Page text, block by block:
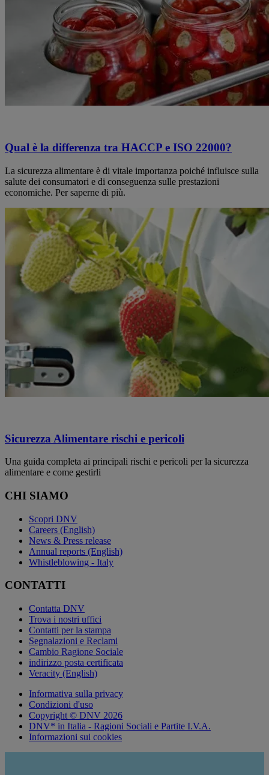
Qual è la differenza tra HACCP e ISO 22000?
La sicurezza alimentare è di vitale importanza poiché influisce sulla
salute dei consumatori e di conseguenza sulle prestazioni
economiche. Per saperne di più.
Sicurezza Alimentare rischi e pericoli
Una guida completa ai principali rischi e pericoli per la sicurezza
alimentare e come gestirli
CHI SIAMO
Scopri DNV
Careers (English)
News & Press release
Annual reports (English)
Whistleblowing - Italy
CONTATTI
Contatta DNV
Trova i nostri uffici
Contatti per la stampa
Segnalazioni e Reclami
Cambio Ragione Sociale
indirizzo posta certificata
Veracity (English)
Informativa sulla privacy
Condizioni d'uso
Copyright © DNV 2026
DNV* in Italia - Ragioni Sociali e Partite I.V.A.
Informazioni sui cookies